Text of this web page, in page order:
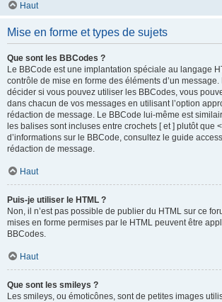
Haut
Mise en forme et types de sujets
Que sont les BBCodes ?
Le BBCode est une implantation spéciale au langage
contrôle de mise en forme des éléments d’un message.
décider si vous pouvez utiliser les BBCodes, vous
dans chacun de vos messages en utilisant l’option
rédaction de message. Le BBCode lui-même est
les balises sont incluses entre crochets [ et ] plutôt que
d’informations sur le BBCode, consultez le guide
rédaction de message.
Haut
Puis-je utiliser le HTML ?
Non, il n’est pas possible de publier du HTML sur ce
mises en forme permises par le HTML peuvent être
BBCodes.
Haut
Que sont les smileys ?
Les smileys, ou émoticônes, sont de petites images